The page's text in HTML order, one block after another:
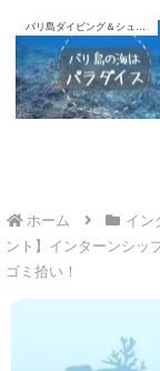
バリ島ダイビング＆シュノーケリング
ホーム
イン
ント】インターンシッ
ゴミ拾い！